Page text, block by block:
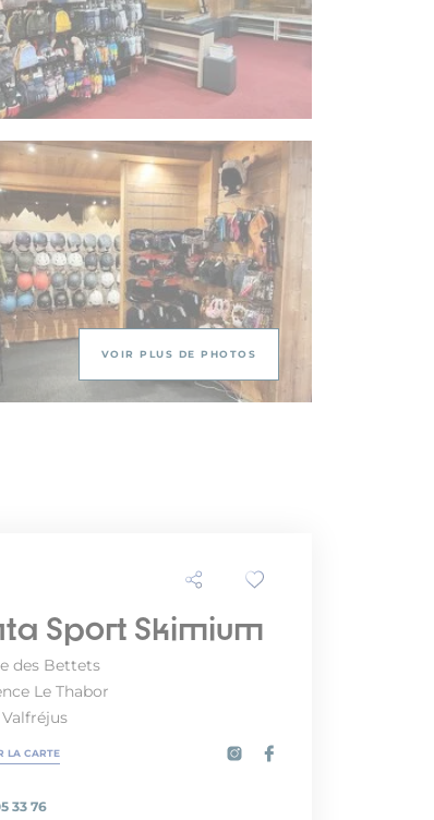
VOIR PLUS DE PHOTOS
Sport Skimium
des Bettets
Le Thabor
LA CARTE
33 76